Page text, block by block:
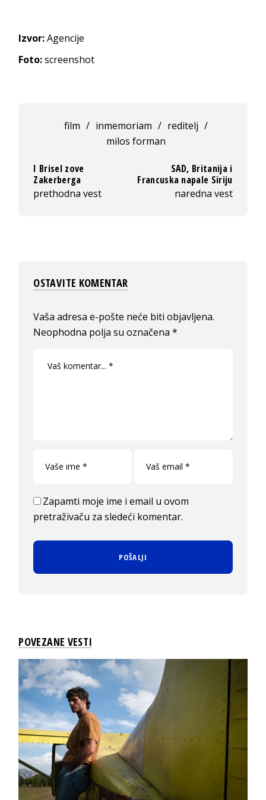
Izvor:Agencije
Foto:screenshot
film / inmemoriam / reditelj /
milos forman
I Brisel zove
Zakerberga
prethodna vest
SAD, Britanija i
Francuska napale Siriju
naredna vest
OSTAVITE KOMENTAR
Vaša adresa e-pošte neće biti objavljena.
Neophodna polja su označena*
Zapamti moje ime i email u ovom
pretraživaču za sledeći komentar.
POVEZANE VESTI